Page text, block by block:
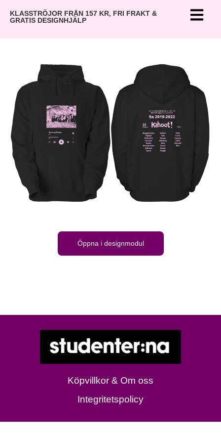
KLASSTRÖJOR FRÅN 157 KR, FRI FRAKT &
GRATIS DESIGNHJÄLP
Öppna i designmodul
Köpvillkor & Om oss
Integritetspolicy